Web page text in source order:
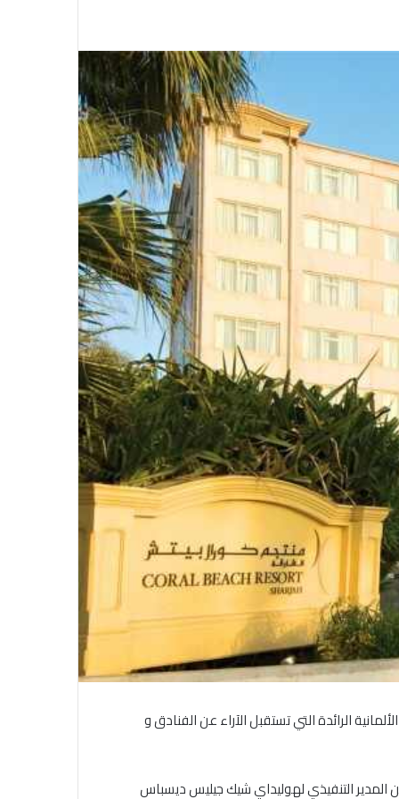
الرائدة التي تستقبل الآراء عن الفنادق و
كل من المدير التنفيذي لهوليداي شيك جيليس ديسباس
بكل قوة جريمة إغتيال الاحتلال